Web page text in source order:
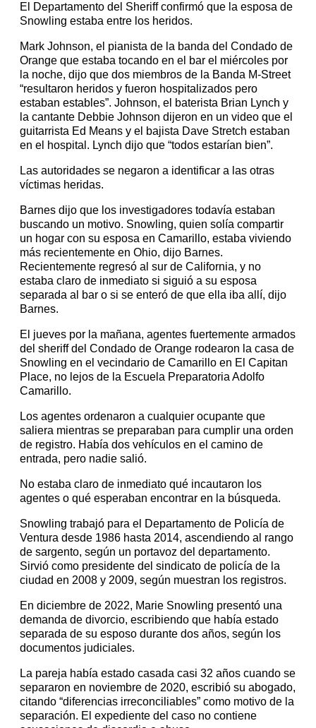
El Departamento del Sheriff confirmó que la esposa de
Snowling estaba entre los heridos.
Mark Johnson, el pianista de la banda del Condado de
Orange que estaba tocando en el bar el miércoles por
la noche, dijo que dos miembros de la Banda M-Street
“resultaron heridos y fueron hospitalizados pero
estaban estables”. Johnson, el baterista Brian Lynch y
la cantante Debbie Johnson dijeron en un video que el
guitarrista Ed Means y el bajista Dave Stretch estaban
en el hospital. Lynch dijo que “todos estarían bien”.
Las autoridades se negaron a identificar a las otras
víctimas heridas.
Barnes dijo que los investigadores todavía estaban
buscando un motivo. Snowling, quien solía compartir
un hogar con su esposa en Camarillo, estaba viviendo
más recientemente en Ohio, dijo Barnes.
Recientemente regresó al sur de California, y no
estaba claro de inmediato si siguió a su esposa
separada al bar o si se enteró de que ella iba allí, dijo
Barnes.
El jueves por la mañana, agentes fuertemente armados
del sheriff del Condado de Orange rodearon la casa de
Snowling en el vecindario de Camarillo en El Capitan
Place, no lejos de la Escuela Preparatoria Adolfo
Camarillo.
Los agentes ordenaron a cualquier ocupante que
saliera mientras se preparaban para cumplir una orden
de registro. Había dos vehículos en el camino de
entrada, pero nadie salió.
No estaba claro de inmediato qué incautaron los
agentes o qué esperaban encontrar en la búsqueda.
Snowling trabajó para el Departamento de Policía de
Ventura desde 1986 hasta 2014, ascendiendo al rango
de sargento, según un portavoz del departamento.
Sirvió como presidente del sindicato de policía de la
ciudad en 2008 y 2009, según muestran los registros.
En diciembre de 2022, Marie Snowling presentó una
demanda de divorcio, escribiendo que había estado
separada de su esposo durante dos años, según los
documentos judiciales.
La pareja había estado casada casi 32 años cuando se
separaron en noviembre de 2020, escribió su abogado,
citando “diferencias irreconciliables” como motivo de la
separación. El expediente del caso no contiene